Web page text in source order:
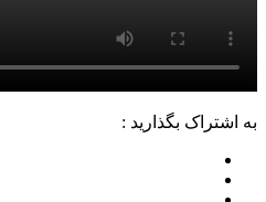
به اشتراک بگذارید :